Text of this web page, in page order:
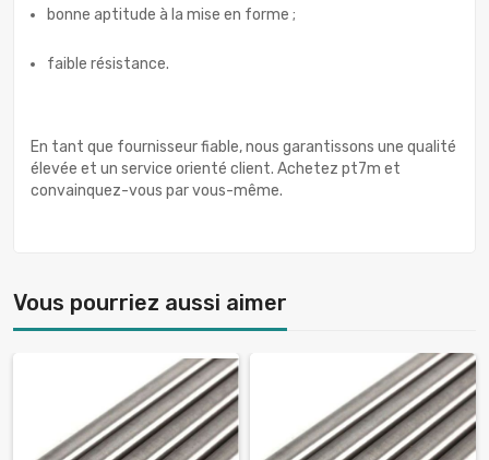
bonne aptitude à la mise en forme ;
faible résistance.
En tant que fournisseur fiable, nous garantissons une qualité
élevée et un service orienté client. Achetez pt7m et
convainquez-vous par vous-même.
Vous pourriez aussi aimer